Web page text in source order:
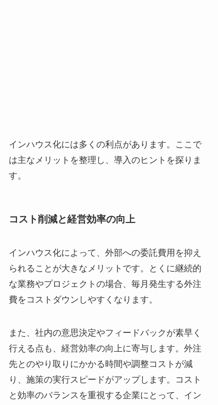
インハウス化には多くの利点があります。ここで
は主なメリットを整理し、導入のヒントを探りま
す。
コスト削減と経営効率の向上
インハウス化によって、外部への委託費用を抑え
られることが大きなメリットです。とくに継続的
な業務やプロジェクトの場合、毎月発生する外注
費をコストダウンしやすくなります。
また、社内の意思決定やフィードバックが素早く
行える点も、経営効率の向上に寄与します。外注
先とのやり取りにかかる時間や調整コストが減
り、施策の実行スピードがアップします。コスト
と効率のバランスを重視する企業にとって、イン